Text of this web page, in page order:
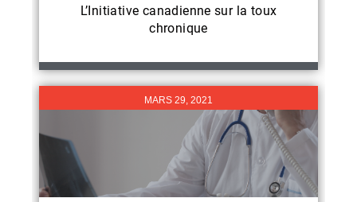
L’Initiative canadienne sur la toux
chronique
MARS 29, 2021